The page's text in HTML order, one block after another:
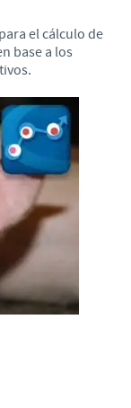
el cálculo de
base a los